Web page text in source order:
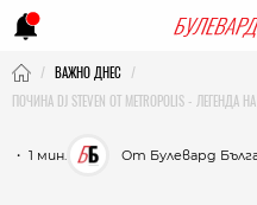
ВАЖНО ДНЕС
ПОЧИНА DJ STEVEN ОТ METROPOLIS -
・ 1 мин. От Булевард